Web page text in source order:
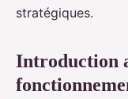
stratégiques.
Introduction